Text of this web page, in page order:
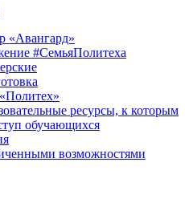
«Авангард»
#СемьяПолитеха
ресурсы, к которым
обучающихся
возможностями